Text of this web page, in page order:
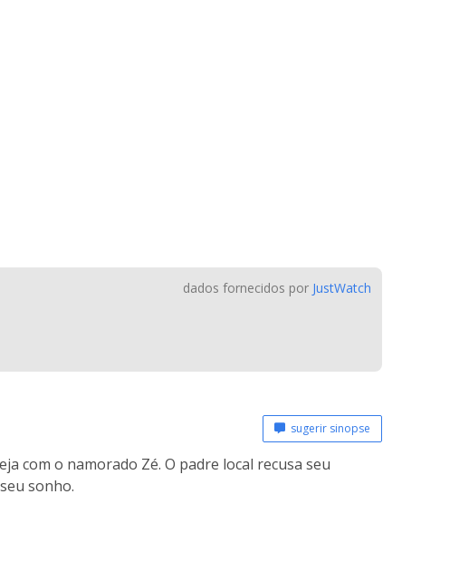
dados fornecidos por JustWatch
sugerir sinopse
com o namorado Zé. O padre local recusa seu
sonho.